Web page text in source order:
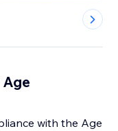
with the Age